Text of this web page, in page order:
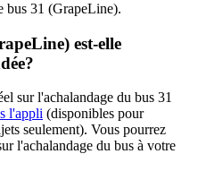
bus 31 (GrapeLine).
est-elle
sur l'achalandage du bus 31
l'appli (disponibles pour
seulement). Vous pourrez
l'achalandage du bus à votre